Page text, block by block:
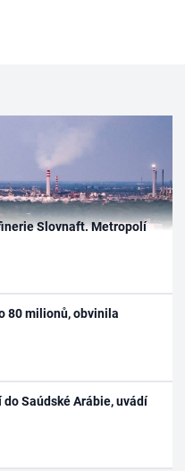
Slovnaft. Metropolí
80 milionů, obvinila
Saúdské Arábie, uvádí